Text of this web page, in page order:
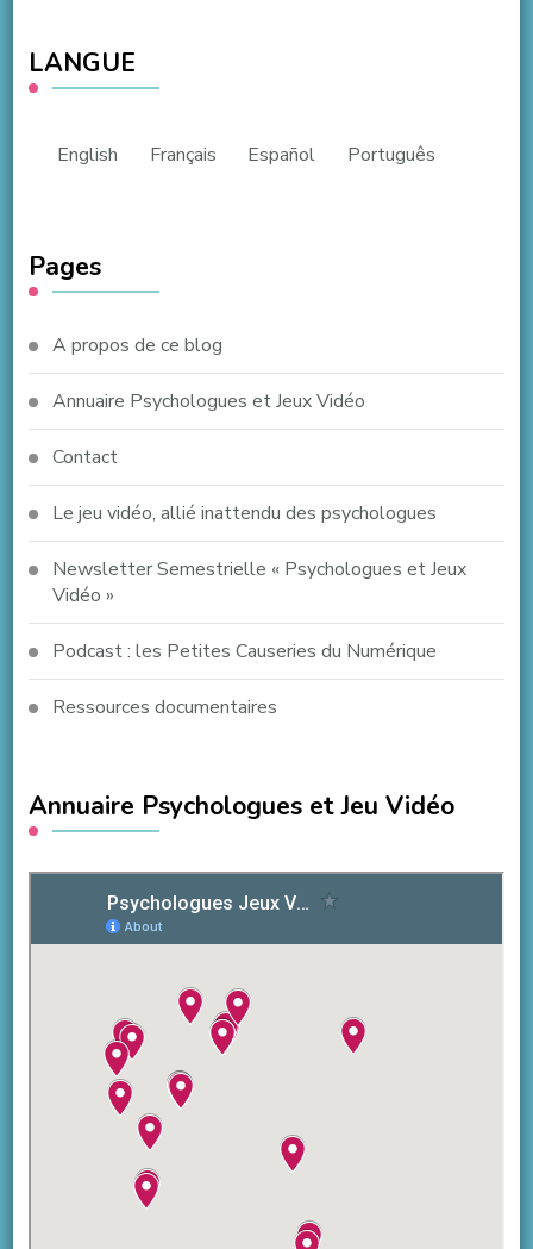
LANGUE
English Français Español Português
Pages
A propos de ce blog
Annuaire Psychologues et Jeux Vidéo
Contact
Le jeu vidéo, allié inattendu des psychologues
Newsletter Semestrielle « Psychologues et Jeux
Vidéo »
Podcast : les Petites Causeries du Numérique
Ressources documentaires
Annuaire Psychologues et Jeu Vidéo